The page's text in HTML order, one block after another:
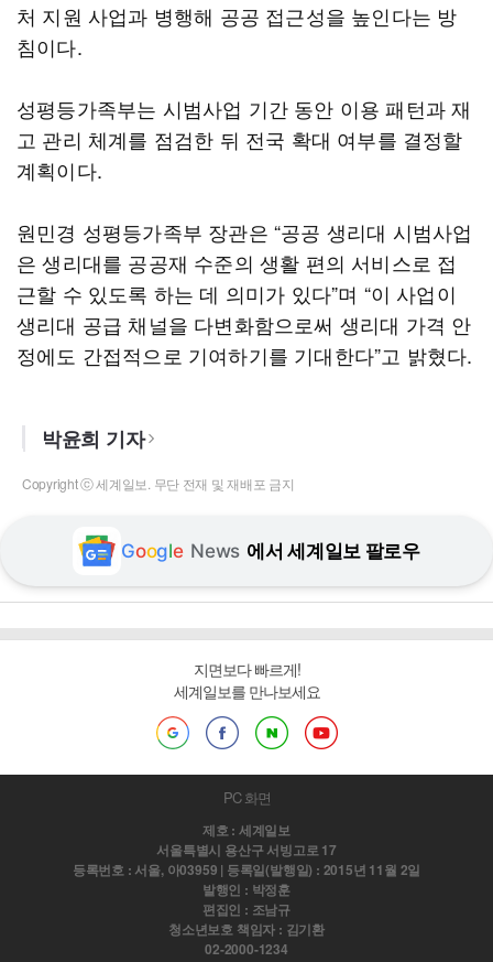
처 지원 사업과 병행해 공공 접근성을 높인다는 방
침이다.
성평등가족부는 시범사업 기간 동안 이용 패턴과 재
고 관리 체계를 점검한 뒤 전국 확대 여부를 결정할
계획이다.
원민경 성평등가족부 장관은 “공공 생리대 시범사업
은 생리대를 공공재 수준의 생활 편의 서비스로 접
근할 수 있도록 하는 데 의미가 있다”며 “이 사업이
생리대 공급 채널을 다변화함으로써 생리대 가격 안
정에도 간접적으로 기여하기를 기대한다”고 밝혔다.
박윤희 기자
Copyright ⓒ 세계일보. 무단 전재 및 재배포 금지
Google News 에서 세계일보 팔로우
지면보다 빠르게!
세계일보를 만나보세요
PC 화면
제호 : 세계일보
서울특별시 용산구 서빙고로 17
등록번호 : 서울, 아03959 | 등록일(발행일) : 2015년 11월 2일
발행인 : 박정훈
편집인 : 조남규
청소년보호 책임자 : 김기환
02-2000-1234